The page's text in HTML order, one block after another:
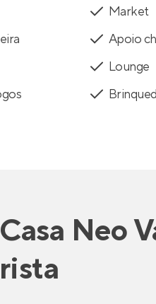
Market
Apoio
Lounge
Casa Neo